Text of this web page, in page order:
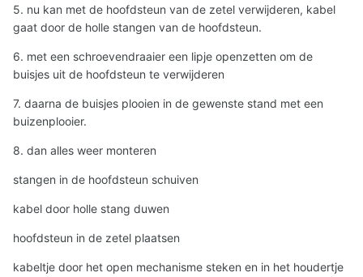
5. nu kan met de hoofdsteun van de zetel verwijderen, kabel
gaat door de holle stangen van de hoofdsteun.
6. met een schroevendraaier een lipje openzetten om de
buisjes uit de hoofdsteun te verwijderen
7. daarna de buisjes plooien in de gewenste stand met een
buizenplooier.
8. dan alles weer monteren
stangen in de hoofdsteun schuiven
kabel door holle stang duwen
hoofdsteun in de zetel plaatsen
kabeltje door het open mechanisme steken en in het houdertje